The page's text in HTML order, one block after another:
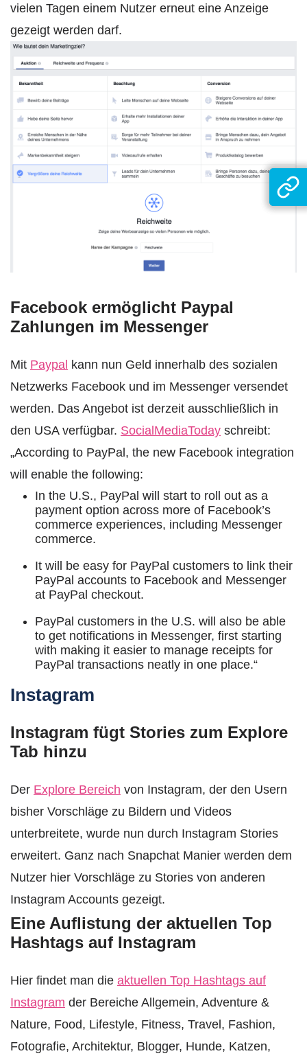
vielen Tagen einem Nutzer erneut eine Anzeige
gezeigt werden darf.
Facebook ermöglicht Paypal
Zahlungen im Messenger
Mit Paypal kann nun Geld innerhalb des sozialen
Netzwerks Facebook und im Messenger versendet
werden. Das Angebot ist derzeit ausschließlich in
den USA verfügbar. SocialMediaToday schreibt:
„According to PayPal, the new Facebook integration
will enable the following:
In the U.S., PayPal will start to roll out as a
payment option across more of Facebook’s
commerce experiences, including Messenger
commerce.
It will be easy for PayPal customers to link their
PayPal accounts to Facebook and Messenger
at PayPal checkout.
PayPal customers in the U.S. will also be able
to get notifications in Messenger, first starting
with making it easier to manage receipts for
PayPal transactions neatly in one place.“
Instagram
Instagram fügt Stories zum Explore
Tab hinzu
Der Explore Bereich von Instagram, der den Usern
bisher Vorschläge zu Bildern und Videos
unterbreitete, wurde nun durch Instagram Stories
erweitert. Ganz nach Snapchat Manier werden dem
Nutzer hier Vorschläge zu Stories von anderen
Instagram Accounts gezeigt.
Eine Auflistung der aktuellen Top
Hashtags auf Instagram
Hier findet man die aktuellen Top Hashtags auf
Instagram der Bereiche Allgemein, Adventure &
Nature, Food, Lifestyle, Fitness, Travel, Fashion,
Fotografie, Architektur, Blogger, Hunde, Katzen,